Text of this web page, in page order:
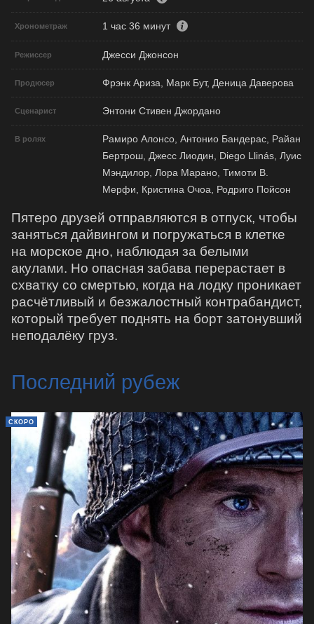
Хронометраж 1 час 36 минут
Режиссер Джесси Джонсон
Продюсер Фрэнк Ариза, Марк Бут, Деница Даверова
Сценарист Энтони Стивен Джордано
В ролях
Рамиро Алонсо, Антонио Бандерас, Райан
Бертрош, Джесс Лиодин, Diego Llinás, Луис
Мэндилор, Лора Марано, Тимоти В.
Мерфи, Кристина Очоа, Родриго Пойсон
Пятеро друзей отправляются в отпуск, чтобы
заняться дайвингом и погружаться в клетке
на морское дно, наблюдая за белыми
акулами. Но опасная забава перерастает в
схватку со смертью, когда на лодку проникает
расчётливый и безжалостный контрабандист,
который требует поднять на борт затонувший
неподалёку груз.
Последний рубеж
СКОРО